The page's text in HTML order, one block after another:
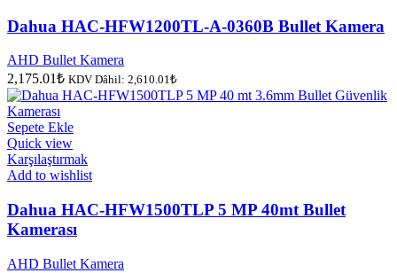
Dahua HAC-HFW1200TL-A-0360B Bullet Kamera
AHD Bullet Kamera
2,175.01₺ KDV Dâhil: 2,610.01₺
Sepete Ekle
Quick view
Karşılaştırmak
Add to wishlist
Dahua HAC-HFW1500TLP 5 MP 40mt Bullet
Kamerası
AHD Bullet Kamera